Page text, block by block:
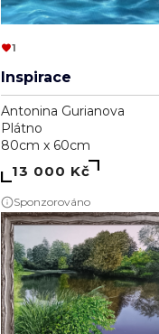
1
Inspirace
Antonina Gurianova
Plátno
80cm x 60cm
13 000 Kč
Sponzorováno